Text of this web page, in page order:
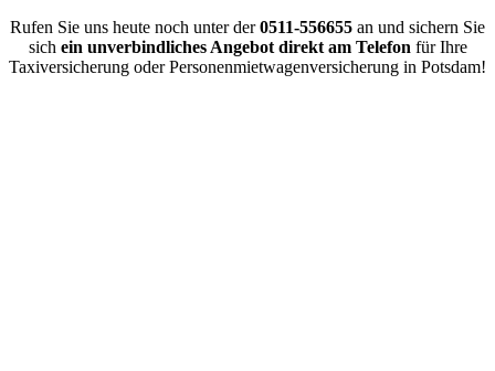
Rufen Sie uns heute noch unter der0511-556655 an und sichern Sie
sich ein unverbindliches Angebot direkt am Telefon für Ihre
Taxiversicherung oder Personenmietwagenversicherung in Potsdam!